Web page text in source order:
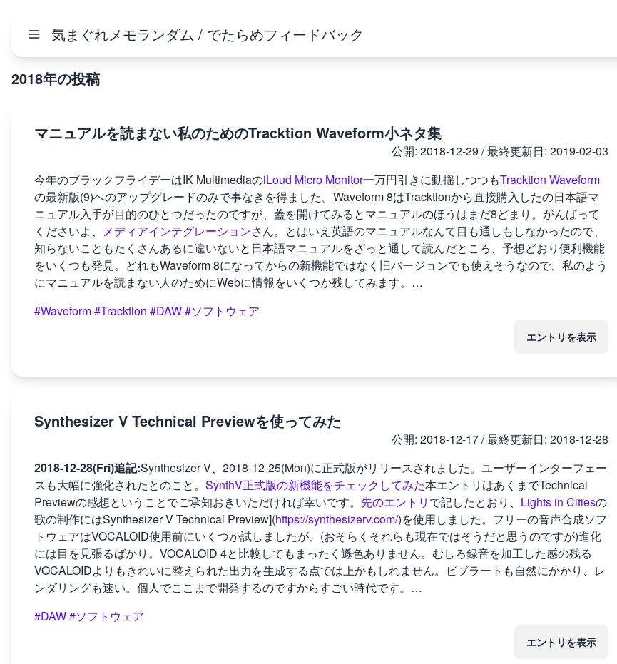
気まぐれメモランダム / でたらめフィードバック
2018年の投稿
マニュアルを読まない私のためのTracktion Waveform小ネタ集
公開:2018-12-29 / 最終更新日:2019-02-03
今年のブラックフライデーはIK MultimediaのiLoud Micro Monitor一万円引きに動揺しつつもTracktion Waveform
の最新版(9)へのアップグレードのみで事なきを得ました。Waveform 8はTracktionから直接購入したの日本語マ
ニュアル入手が目的のひとつだったのですが、蓋を開けてみるとマニュアルのほうはまだ8どまり。がんばって
くださいよ、 メディアインテグレーションさん。とはいえ英語のマニュアルなんて目も通しもしなかったので、
知らないこともたくさんあるに違いないと日本語マニュアルをざっと通して読んだところ、予想どおり便利機能
をいくつも発見。どれもWaveform 8になってからの新機能ではなく旧バージョンでも使えそうなので、私のよう
にマニュアルを読まない人のためにWebに情報をいくつか残してみます。…
#Waveform#Tracktion #DAW#ソフトウェア
エントリを表示
Synthesizer V Technical Previewを使ってみた
公開:2018-12-17/ 最終更新日:2018-12-28
2018-12-28(Fri)追記:Synthesizer V、2018-12-25(Mon)に正式版がリリースされました。ユーザーインターフェー
スも大幅に強化されたとのこと。 SynthV正式版の新機能をチェックしてみた本エントリはあくまでTechnical
Previewの感想ということでご承知おきいただければ幸いです。 先のエントリ で記したとおり、 Lights in Citiesの
歌の制作にはSynthesizer V Technical Preview](https://synthesizerv.com/)を使用しました。フリーの音声合成ソフ
トウェアはVOCALOID使用前にいくつか試しましたが、(おそらくそれらも現在ではそうだと思うのですが)進化
には目を見張るばかり。VOCALOID 4と比較してもまったく遜色ありません。むしろ録音を加工した感の残る
VOCALOIDよりもきれいに整えられた出力を生成する点では上かもしれません。ビブラートも自然にかかり、レ
ンダリングも速い。個人でここまで開発するのですからすごい時代です。…
#DAW#ソフトウェア
エントリを表示